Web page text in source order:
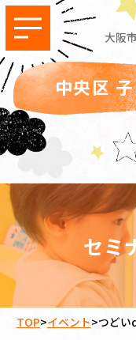
大阪
中央区
セミ
TOP>イベント>つどい